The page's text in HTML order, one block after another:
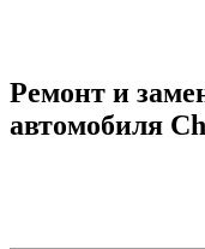
Ремонт и
автомобиля